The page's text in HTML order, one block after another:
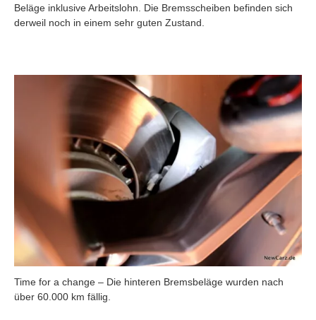
Beläge inklusive Arbeitslohn. Die Bremsscheiben befinden sich
derweil noch in einem sehr guten Zustand.
Time for a change – Die hinteren Bremsbeläge wurden nach
über 60.000 km fällig.